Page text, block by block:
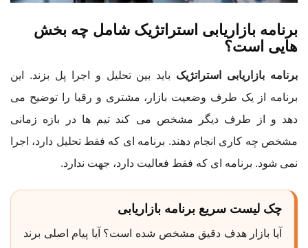
برنامه بازاریابی استراتژیک شامل چه بخش
هایی است؟
برنامه بازاریابی استراتژیک باید بین تحلیل و اجرا پل بزند. این
برنامه از یک طرف وضعیت بازار، مشتری و رقبا را توضیح می
دهد و از طرف دیگر مشخص می کند تیم ها در بازه زمانی
مشخص چه کاری انجام دهند. برنامه ای که فقط تحلیل دارد، اجرا
نمی شود. برنامه ای که فقط فعالیت دارد، جهت ندارد.
چک لیست سریع برنامه بازاریابی
آیا بازار هدف دقیق مشخص شده است؟ آیا پیام اصلی برند